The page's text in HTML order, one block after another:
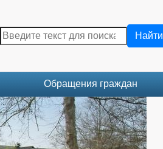
Найти
Обращения граждан